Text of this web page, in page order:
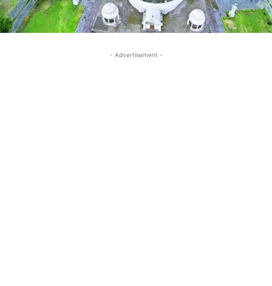
- Advertisement -